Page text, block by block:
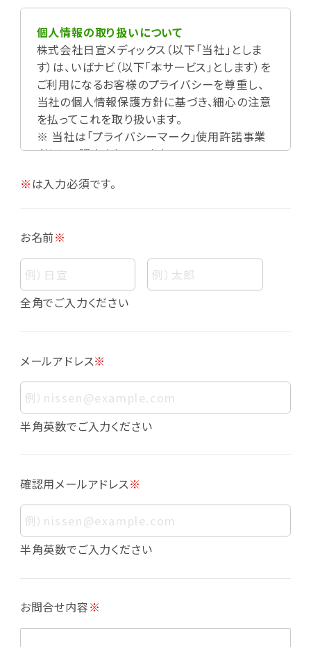
個人情報の取り扱いについて
株式会社日宣メディックス（以下「当社」としま
す）は、いばナビ（以下「本サービス」とします）を
ご利用になるお客様のプライバシーを尊重し、
当社の個人情報保護方針に基づき、細心の注意
を払ってこれを取り扱います。
※ 当社は「プライバシーマーク」使用許諾事業
者として認定されています。
個人情報
個人情報とは、お客様個人に関する情報であっ
て、当該情報を構成する氏名、住所、電話番号、
す。また、その情報のみでは識別できない場合で
も、他の情報と容易に照合することで、結果的に
お客様個人を識別できるものも個人情報に含ま
れます。
個人情報の利用目的について
下の通りであり、これらの目的達成の範囲を超
えてお客様の個人情報を利用することはありま
せん。
・会員登録者の個人認証
・会員ポイントプログラムの運営
・メールマガジンの配信
・本サービスに関する規約等の変更の通知
※は入力必須です。
お名前※
全角でご入力ください
メールアドレス※
半角英数でご入力ください
確認用メールアドレス※
半角英数でご入力ください
お問合せ内容※